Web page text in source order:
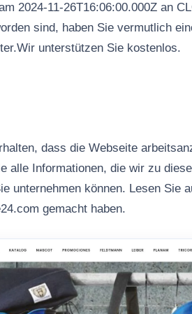
2024-11-26T16:06:00.000Z an
sind, haben Sie vermutlich
unterstützen Sie kostenlos.
dass die Webseite
alle Informationen, die wir zu
unternehmen können. Lesen Sie
gemacht haben.